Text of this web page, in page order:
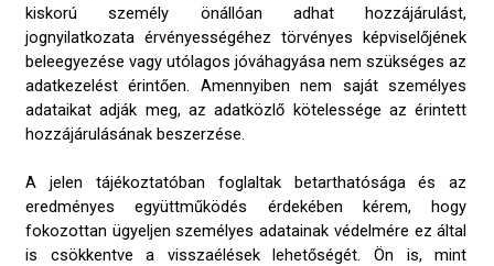
kiskorú személy önállóan adhat hozzájárulást,
jognyilatkozata érvényességéhez törvényes képviselőjének
beleegyezése vagy utólagos jóváhagyása nem szükséges az
adatkezelést érintően. Amennyiben nem saját személyes
adataikat adják meg, az adatközlő kötelessége az érintett
hozzájárulásának beszerzése.
A jelen tájékoztatóban foglaltak betarthatósága és az
eredményes együttműködés érdekében kérem, hogy
fokozottan ügyeljen személyes adatainak védelmére ez által
is csökkentve a visszaélések lehetőségét. Ön is, mint